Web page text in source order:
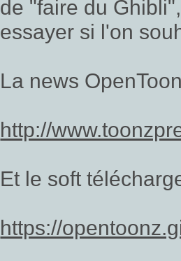
de "faire du
essayer si l'on
La news
http://
Et le soft
https://